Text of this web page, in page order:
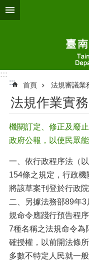
跳到主要內容區塊
:::
:::
首頁 法規審議業
法規作業實務
機關訂定、修正及廢
政府公報，以使民眾
一、依行政程序法（
154條之規定，行政
將該草案刊登於行政院
二、另據法務部89年3
規命令應踐行預告程
7種名稱之法規命令為
確授權，以前開法條
多數不特定人民就一